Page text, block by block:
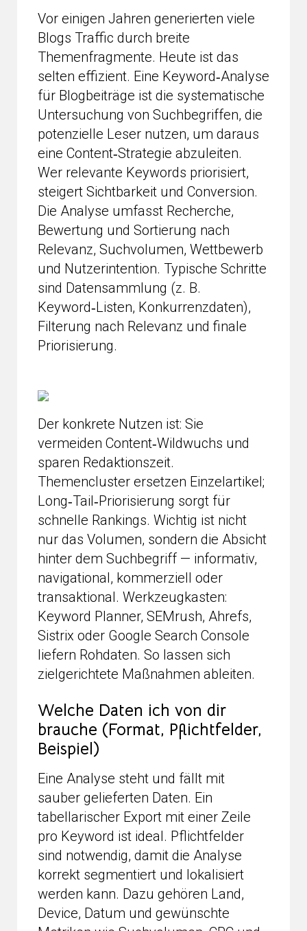
Vor einigen Jahren generierten viele
Blogs Traffic durch breite
Themenfragmente. Heute ist das
selten effizient. Eine Keyword‑Analyse
für Blogbeiträge ist die systematische
Untersuchung von Suchbegriffen, die
potenzielle Leser nutzen, um daraus
eine Content‑Strategie abzuleiten.
Wer relevante Keywords priorisiert,
steigert Sichtbarkeit und Conversion.
Die Analyse umfasst Recherche,
Bewertung und Sortierung nach
Relevanz, Suchvolumen, Wettbewerb
und Nutzerintention. Typische Schritte
sind Datensammlung (z. B.
Keyword‑Listen, Konkurrenzdaten),
Filterung nach Relevanz und finale
Priorisierung.
Der konkrete Nutzen ist: Sie
vermeiden Content‑Wildwuchs und
sparen Redaktionszeit.
Themencluster ersetzen Einzelartikel;
Long‑Tail‑Priorisierung sorgt für
schnelle Rankings. Wichtig ist nicht
nur das Volumen, sondern die Absicht
hinter dem Suchbegriff — informativ,
navigational, kommerziell oder
transaktional. Werkzeugkasten:
Keyword Planner, SEMrush, Ahrefs,
Sistrix oder Google Search Console
liefern Rohdaten. So lassen sich
zielgerichtete Maßnahmen ableiten.
Welche Daten ich von dir
brauche (Format, Pflichtfelder,
Beispiel)
Eine Analyse steht und fällt mit
sauber gelieferten Daten. Ein
tabellarischer Export mit einer Zeile
pro Keyword ist ideal. Pflichtfelder
sind notwendig, damit die Analyse
korrekt segmentiert und lokalisiert
werden kann. Dazu gehören Land,
Device, Datum und gewünschte